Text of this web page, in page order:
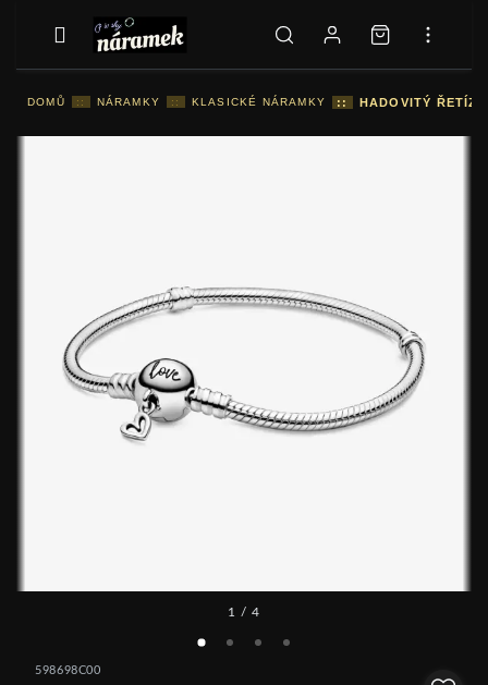
DOMŮ :: NÁRAMKY :: KLASICKÉ NÁRAMKY :: HADOVITÝ
1 / 4
598698C00